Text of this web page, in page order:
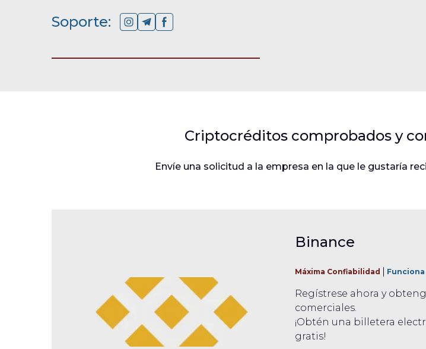
Soporte:
Criptocréditos comprobados y
Envíe una solicitud a la empresa en la que le gustaría
Binance
Máxima Confiabilidad Funciona
Regístrese ahora y
comerciales.
¡Obtén una billetera
gratis!